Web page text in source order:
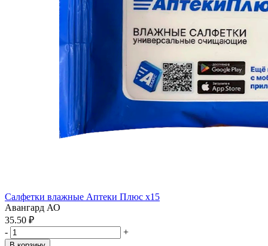
Салфетки влажные Аптеки Плюс x15
Авангард АО
35.50 ₽
-
+